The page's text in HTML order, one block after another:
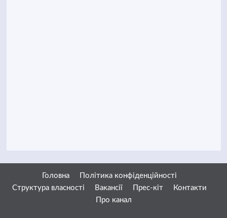
Головна
Політика конфіденційності
Структура власності
Вакансії Прес-кіт
Контакти
Про канал